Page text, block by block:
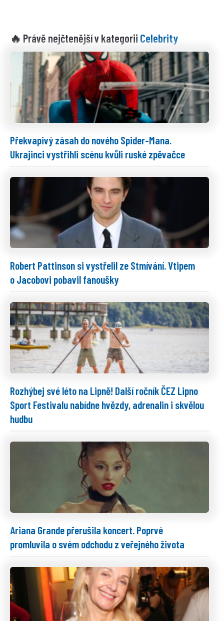
🔥 Právě nejčtenější v kategorii Celebrity
Překvapivý zásah do nového Spider-Mana.
Ukrajinci vystřihli scénu kvůli ruské zpěvačce
Robert Pattinson si vystřelil ze Stmívání. Vtipem
o Jacobovi pobavil fanoušky
Rozhýbej své léto na Lipně! Další ročník ČEZ Lipno
Sport Festivalu nabídne hvězdy, adrenalin i skvělou
hudbu
Ariana Grande přerušila koncert. Poprvé
promluvila o svém odchodu z veřejného života